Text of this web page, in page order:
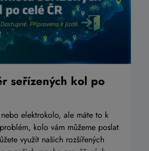
seřízených kol po
nebo elektrokolo, ale máte to k
kolo vám můžeme poslat
využít našich rozšířených